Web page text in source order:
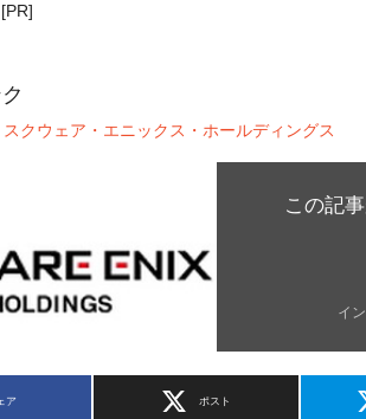
クウェア・エニックス・ホールディングス
この記
イ
ア ポスト